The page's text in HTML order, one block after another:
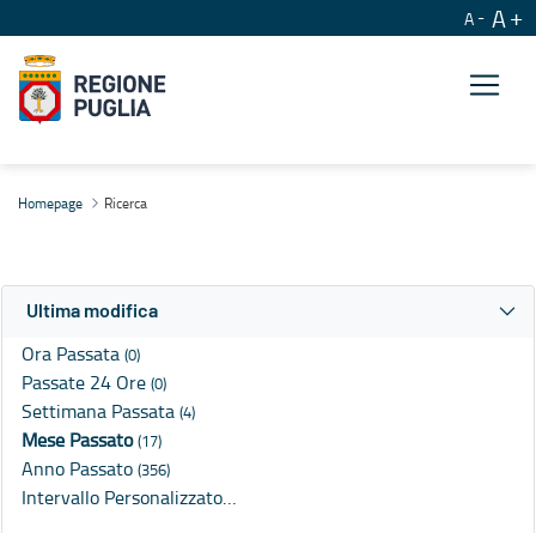
A A
Homepage Ricerca
Ultima modifica
Ora Passata (0)
Passate 24 Ore (0)
Settimana Passata (4)
Mese Passato(17)
Anno Passato (356)
Intervallo Personalizzato…